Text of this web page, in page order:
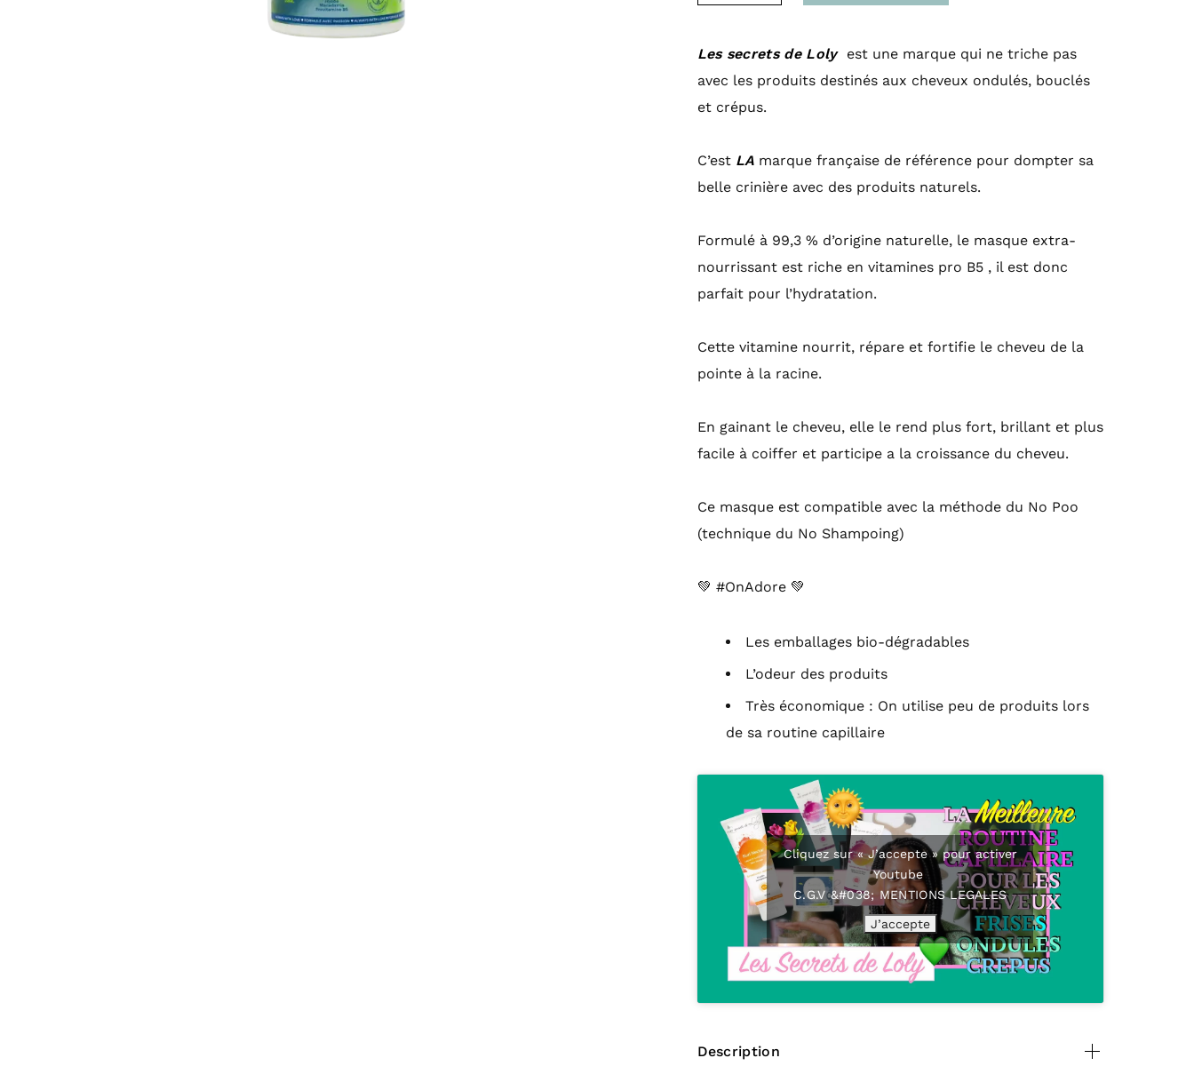
Les secrets de Lolyest une marque qui ne triche pas
avec les produits destinés aux cheveux ondulés, bouclés
et crépus.
C’est LA marque française de référence pour dompter sa
belle crinière avec des produits naturels.
Formulé à 99,3 % d’origine naturelle, le masque extra-
nourrissant est riche en vitamines pro B5 , il est donc
parfait pour l’hydratation.
Cette vitamine nourrit, répare et fortifie le cheveu de la
pointe à la racine.
En gainant le cheveu, elle le rend plus fort, brillant et plus
facile à coiffer et participe a la croissance du cheveu.
Ce masque est compatible avec la méthode du No Poo
(technique du No Shampoing)
💚 #OnAdore 💚
Les emballages bio-dégradables
L’odeur des produits
Très économique : On utilise peu de produits lors
de sa routine capillaire
Cliquez sur « J’accepte » pour activer
Youtube
C.G.V &#038; MENTIONS LEGALES
J’accepte
Description